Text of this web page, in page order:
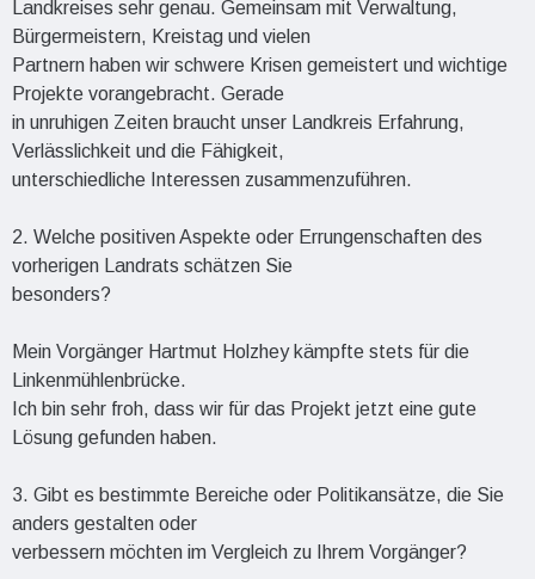
Landkreises sehr genau. Gemeinsam mit Verwaltung,
Bürgermeistern, Kreistag und vielen
Partnern haben wir schwere Krisen gemeistert und wichtige
Projekte vorangebracht. Gerade
in unruhigen Zeiten braucht unser Landkreis Erfahrung,
Verlässlichkeit und die Fähigkeit,
unterschiedliche Interessen zusammenzuführen.
2. Welche positiven Aspekte oder Errungenschaften des
vorherigen Landrats schätzen Sie
besonders?
Mein Vorgänger Hartmut Holzhey kämpfte stets für die
Linkenmühlenbrücke.
Ich bin sehr froh, dass wir für das Projekt jetzt eine gute
Lösung gefunden haben.
3. Gibt es bestimmte Bereiche oder Politikansätze, die Sie
anders gestalten oder
verbessern möchten im Vergleich zu Ihrem Vorgänger?